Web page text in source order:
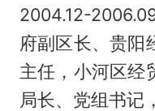
2004.12-
府副区长、贵阳
主任，小河区经
局长、党组书记